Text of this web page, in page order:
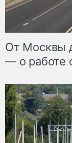
От Москвы
— о работе